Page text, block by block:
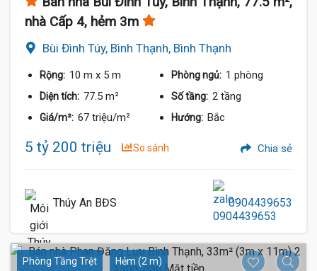
nhà Cấp 4, hẻm 3m
Bùi Đình Túy, Bình Thạnh, Bình Thạnh
Rộng: 10 m x 5 m Phòng ngủ: 1 phòng
Diện tích: 77.5 m² Số tầng: 2 tầng
Giá/m²: 67 triệu/m² Hướng: Bắc
5 tỷ 200 triệu So sánh Chia sẻ
Thúy An BĐS 0904439653
Phòng Tầng Trệt Hẻm (2 m)